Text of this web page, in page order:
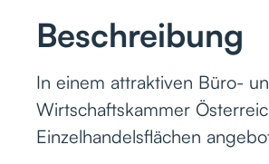
Beschreibung
In einem attraktiven Büro-
Wirtschaftskammer
Einzelhandelsflächen